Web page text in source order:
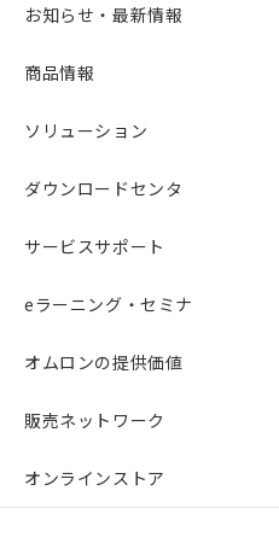
お知らせ・最新情報
商品情報
ソリューション
ダウンロードセンタ
サービスサポート
eラーニング・セミナ
オムロンの提供価値
販売ネットワーク
オンラインストア